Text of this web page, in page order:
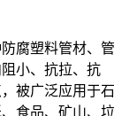
腐塑料管材、管
小、抗拉、抗
被广泛应用于石
食品、矿山、垃